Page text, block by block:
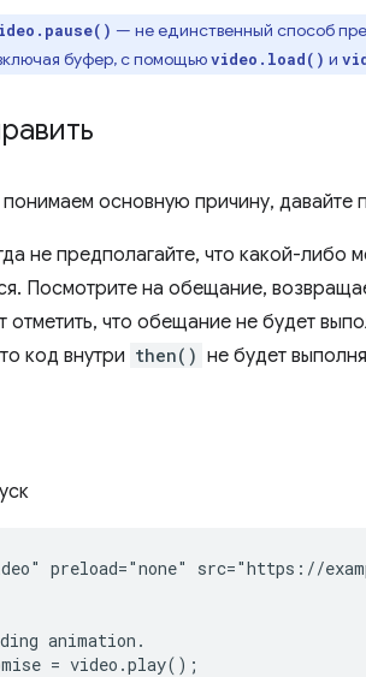
— не единственный способ
буфер, с помощьюvideo.load() и
основную причину,
не предполагайте, что какой-либо
Посмотрите на обещание,
отметить, что обещание не будет
код внутри then() не будет
preload="none" src="https://
animation.
= video.play();